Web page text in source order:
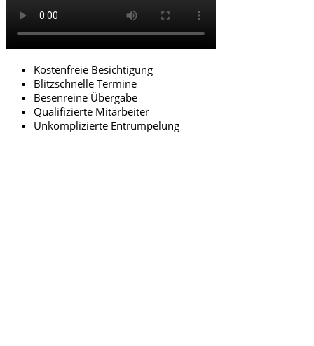
Kostenfreie Besichtigung
Blitzschnelle Termine
Besenreine Übergabe
Qualifizierte Mitarbeiter
Unkomplizierte Entrümpelung